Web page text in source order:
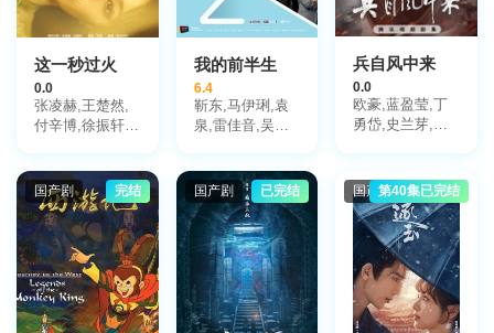
这一秒过火
0.0
张凌赫,王楚然,
付辛博,徐振轩,
莫愁,毛孩,鹿骐,
苇青,刘令姿,康
可人,陈东阳,黄
博远,斓曦,张弓,
金俊秀,陈欣予
我的前半生
6.4
靳东,马伊琍,袁
泉,雷佳音,吴越,
婷,张棪琰,孔维,
栾元晖,侯岩松,
魏之皓,王天泽,
郑罗茜,宋允皓,
徐才根,啜妮,任
洛敏,张兰,茹天,
闵天浩,是安,郭
彤彤,陈冠宁,杨
兵自风中来
0.0
欧豪,蓝盈莹,丁
勇岱,史兰芽,刘
王春宇,关亚军,
杨舒,吴岳阳,张
进,陈方舟,陈启
杰,周德华,赵长
洲,赵荀,费鲤齐,
夏侯镔,徐洪浩,
傅程鹏,谢心
国产剧 完结 国产剧 已完结 国产剧第40集已完结